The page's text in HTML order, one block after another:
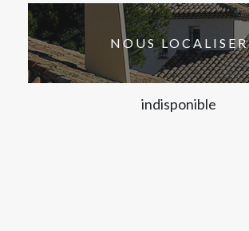
NOUS LOCALISER
indisponible